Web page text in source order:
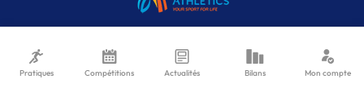
Pratiques Compétitions Actualités Bilans Mon compte